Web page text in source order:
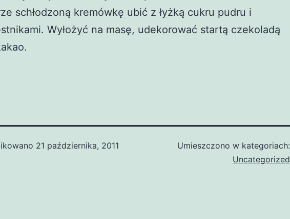
schłodzoną kremówkę ubić z łyżką cukru pudru i
Wyłożyć na masę, udekorować startą czekoladą
21 października, 2011
Umieszczono w kategoriach:
Uncategorized